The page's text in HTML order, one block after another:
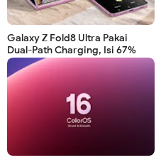
Galaxy Z Fold8 Ultra Pakai
Dual-Path Charging, Isi 67%
Cuma 30 Menit!